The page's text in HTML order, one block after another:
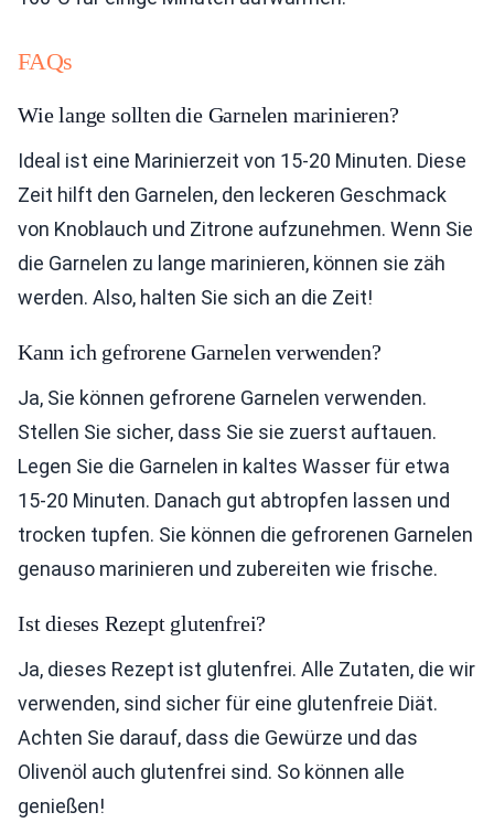
FAQs
Wie lange sollten die Garnelen marinieren?
Ideal ist eine Marinierzeit von 15-20 Minuten. Diese
Zeit hilft den Garnelen, den leckeren Geschmack
von Knoblauch und Zitrone aufzunehmen. Wenn Sie
die Garnelen zu lange marinieren, können sie zäh
werden. Also, halten Sie sich an die Zeit!
Kann ich gefrorene Garnelen verwenden?
Ja, Sie können gefrorene Garnelen verwenden.
Stellen Sie sicher, dass Sie sie zuerst auftauen.
Legen Sie die Garnelen in kaltes Wasser für etwa
15-20 Minuten. Danach gut abtropfen lassen und
trocken tupfen. Sie können die gefrorenen Garnelen
genauso marinieren und zubereiten wie frische.
Ist dieses Rezept glutenfrei?
Ja, dieses Rezept ist glutenfrei. Alle Zutaten, die wir
verwenden, sind sicher für eine glutenfreie Diät.
Achten Sie darauf, dass die Gewürze und das
Olivenöl auch glutenfrei sind. So können alle
genießen!